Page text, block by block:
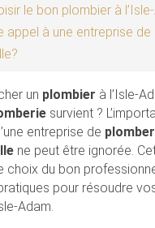
le bon plombier à
appel à une entreprise de
un plombier à l’Isle-
survient ?
entreprise de
ne peut être ignorée.
choix du bon
pour résoudre
Adam.